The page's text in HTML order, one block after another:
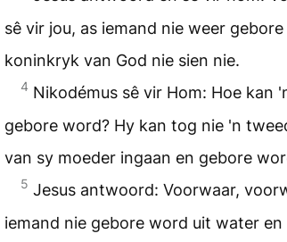
sê vir jou, as iemand nie weer
koninkryk van God nie sien nie.
4 Nikodémus sê vir Hom: Hoe kan
gebore word? Hy kan tog nie 'n
van sy moeder ingaan en gebore
5 Jesus antwoord: Voorwaar,
iemand nie gebore word uit water en